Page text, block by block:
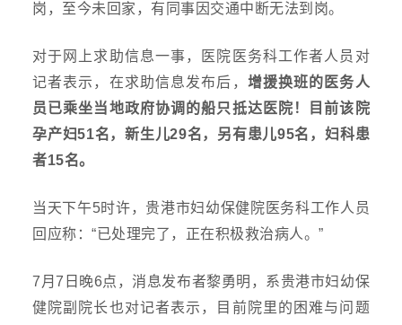
岗，至今未回家，有同事因交通中断无法到岗。
对于网上求助信息一事，医院医务科工作者 人员对
记者表示，在求助信息发布后， 增援换班的医务人
员已乘坐当地政府协调的船只抵达医院！目前该院
孕产妇51名，新生儿29名，另有患儿95名，妇科患
者15名。
当天下午5时许，贵港市妇幼保健院医务科工作人员
回应称：“已处理完了，正在积极救治病人。”
7月7日晚6点，消息发布者黎勇明，系贵港市妇幼保
健院副院长也对记者表示，目前院里的困难与问题